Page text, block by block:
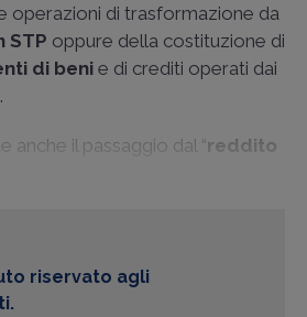
operazioni di trasformazione da
STP oppure della costituzione di
di beni e di crediti operati dai
anche il passaggio dal “reddito
riservato agli